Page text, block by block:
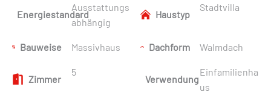
Energiestandard
Ausstattungs
abhängig
Haustyp
Stadtvilla
Bauweise Massivhaus Dachform Walmdach
Zimmer
5
Verwendung
Einfamilienha
us